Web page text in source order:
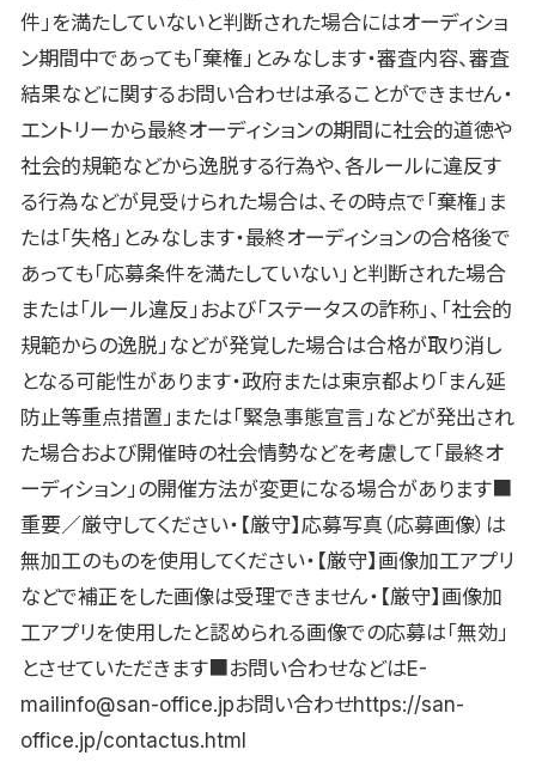
件」を満たしていないと判断された場合にはオーディショ
ン期間中であっても「棄権」とみなします・審査内容、審査
結果などに関するお問い合わせは承ることができません・
エントリーから最終オーディションの期間に社会的道徳や
社会的規範などから逸脱する行為や、各ルールに違反す
る行為などが見受けられた場合は、その時点で「棄権」ま
たは「失格」とみなします・最終オーディションの合格後で
あっても「応募条件を満たしていない」と判断された場合
または「ルール違反」および「ステータスの詐称」、「社会的
規範からの逸脱」などが発覚した場合は合格が取り消し
となる可能性があります・政府または東京都より「まん延
防止等重点措置」または「緊急事態宣言」などが発出され
た場合および開催時の社会情勢などを考慮して「最終オ
ーディション」の開催方法が変更になる場合があります■
重要／厳守してください・【厳守】応募写真（応募画像）は
無加工のものを使用してください・【厳守】画像加工アプリ
などで補正をした画像は受理できません・【厳守】画像加
工アプリを使用したと認められる画像での応募は「無効」
とさせていただきます■お問い合わせなどはE-
mailinfo@san-office.jpお問い合わせhttps://san-
office.jp/contactus.html